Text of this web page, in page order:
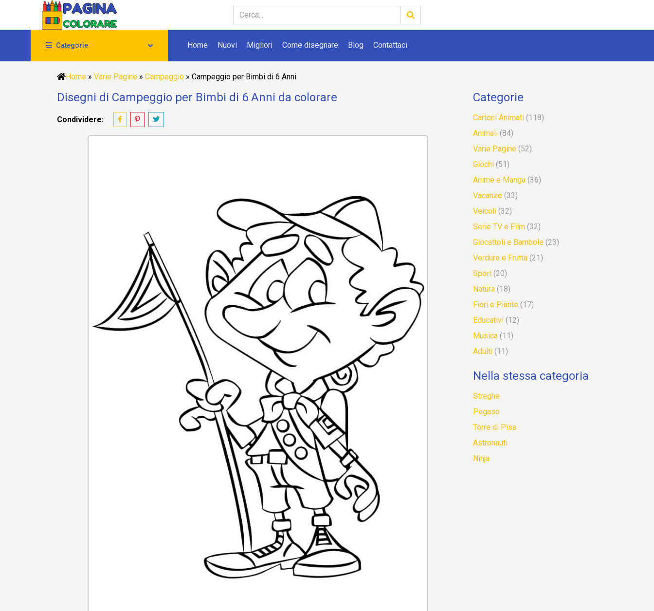
Categorie Home Nuovi Migliori Come disegnare Blog Contattaci
Home » Varie Pagine » Campeggio » Campeggio per Bimbi di 6 Anni
Disegni di Campeggio per Bimbi di 6 Anni da colorare
Condividere:
Categorie
Cartoni Animati (118)
Animali (84)
Varie Pagine (52)
Giochi (51)
Anime e Manga (36)
Vacanze (33)
Veicoli (32)
Serie TV e Film (32)
Giocattoli e Bambole (23)
Verdure e Frutta (21)
Sport (20)
Natura (18)
Fiori e Piante (17)
Educativi (12)
Musica (11)
Adulti (11)
Nella stessa categoria
Streghe
Pegaso
Torre di Pisa
Astronauti
Ninja